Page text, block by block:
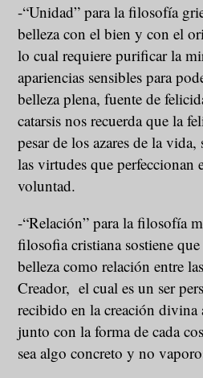
-“Unidad” para la filosofía
belleza con el bien y con el
lo cual requiere purificar la
apariencias sensibles para
belleza plena, fuente de
catarsis nos recuerda que la
pesar de los azares de la
las virtudes que
voluntad.
-“Relación” para la filosofía
filosofia cristiana sostiene
belleza como relación entre
Creador, el cual es un ser
recibido en la creación divina
junto con la forma de cada
sea algo concreto y no